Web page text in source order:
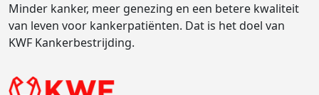
Minder kanker, meer genezing en een betere kwaliteit
van leven voor kankerpatiënten. Dat is het doel van
KWF Kankerbestrijding.